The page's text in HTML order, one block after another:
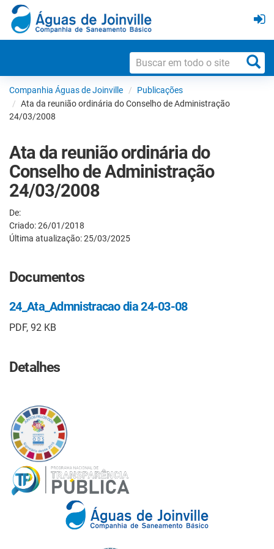
Companhia Águas de Joinville
Publicações
Ata da reunião ordinária do Conselho de Administração
24/03/2008
Ata da reunião ordinária do
Conselho de Administração
24/03/2008
De:
Criado: 26/01/2018
Última atualização: 25/03/2025
Documentos
24_Ata_Admnistracao dia 24-03-08
PDF, 92 KB
Detalhes